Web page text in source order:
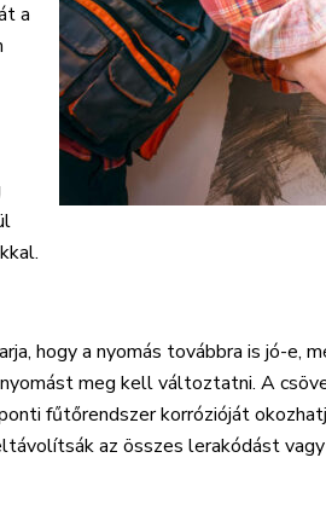
a
hogy a nyomás továbbra is jó-e,
meg kell változtatni. A
fűtőrendszer korrózióját
az összes lerakódást